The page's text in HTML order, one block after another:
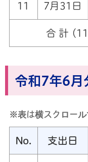
11 7月31日
合 計
令和7年6月
※表は横スクロール
No. 支出日